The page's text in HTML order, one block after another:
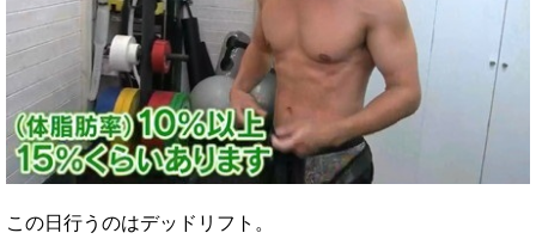
この日行うのはデッドリフト。